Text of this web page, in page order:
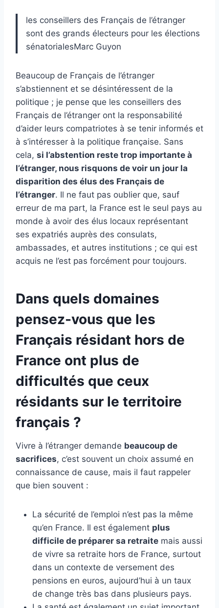
les conseillers des Français de l’étranger
sont des grands électeurs pour les élections
sénatorialesMarc Guyon
Beaucoup de Français de l’étranger
s’abstiennent et se désintéressent de la
politique ; je pense que les conseillers des
Français de l’étranger ont la responsabilité
d’aider leurs compatriotes à se tenir informés et
à s’intéresser à la politique française. Sans
cela, si l’abstention reste trop importante à
l’étranger, nous risquons de voir un jour la
disparition des élus des Français de
l’étranger. Il ne faut pas oublier que, sauf
erreur de ma part, la France est le seul pays au
monde à avoir des élus locaux représentant
ses expatriés auprès des consulats,
ambassades, et autres institutions ; ce qui est
acquis ne l’est pas forcément pour toujours.
Dans quels domaines
pensez-vous que les
Français résidant hors de
France ont plus de
difficultés que ceux
résidants sur le territoire
français ?
Vivre à l’étranger demande beaucoup de
sacrifices, c’est souvent un choix assumé en
connaissance de cause, mais il faut rappeler
que bien souvent :
La sécurité de l’emploi n’est pas la même
qu’en France. Il est également plus
difficile de préparer sa retraite mais aussi
de vivre sa retraite hors de France, surtout
dans un contexte de versement des
pensions en euros, aujourd’hui à un taux
de change très bas dans plusieurs pays.